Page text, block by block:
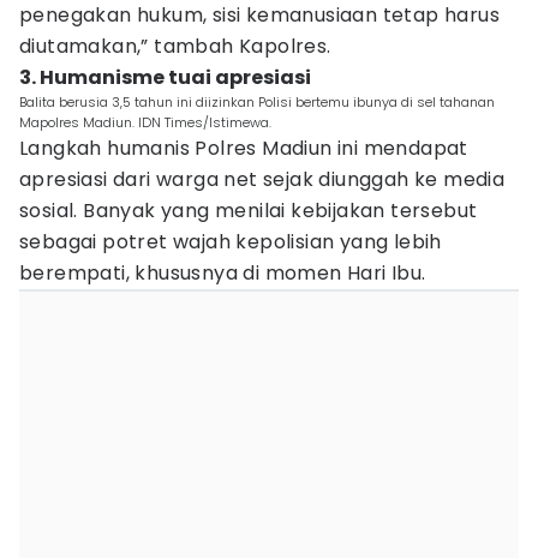
penegakan hukum, sisi kemanusiaan tetap harus
diutamakan,” tambah Kapolres.
3. Humanisme tuai apresiasi
Balita berusia 3,5 tahun ini diizinkan Polisi bertemu ibunya di sel tahanan
Mapolres Madiun. IDN Times/Istimewa.
Langkah humanis Polres Madiun ini mendapat
apresiasi dari warga net sejak diunggah ke media
sosial. Banyak yang menilai kebijakan tersebut
sebagai potret wajah kepolisian yang lebih
berempati, khususnya di momen Hari Ibu.